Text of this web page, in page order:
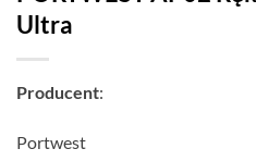
Ultra
Producent:
Portwest